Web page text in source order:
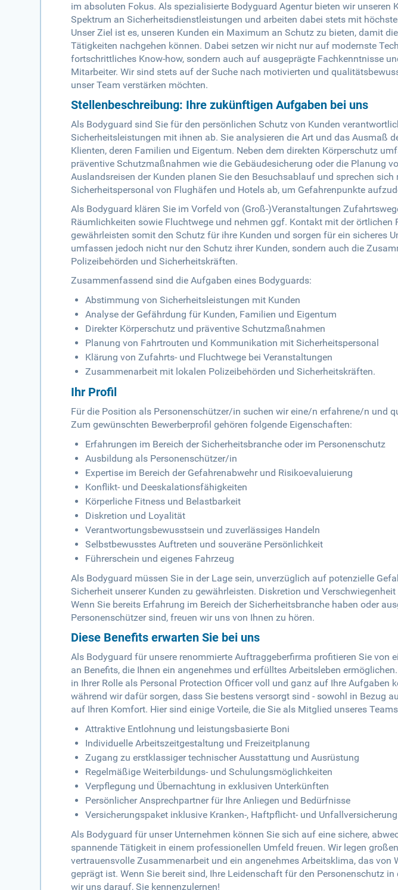
im absoluten Fokus. Als spezialisierte Bodyguard Agentur bieten wir unseren
Spektrum an Sicherheitsdienstleistungen und arbeiten dabei stets mit
Unser Ziel ist es, unseren Kunden ein Maximum an Schutz zu bieten, damit
Tätigkeiten nachgehen können. Dabei setzen wir nicht nur auf modernste
fortschrittliches Know-how, sondern auch auf ausgeprägte Fachkenntnisse
Mitarbeiter. Wir sind stets auf der Suche nach motivierten und
unser Team verstärken möchten.
Stellenbeschreibung: Ihre zukünftigen Aufgaben bei uns
Als Bodyguard sind Sie für den persönlichen Schutz von Kunden
Sicherheitsleistungen mit ihnen ab. Sie analysieren die Art und das Ausmaß
Klienten, deren Familien und Eigentum. Neben dem direkten Körperschutz
präventive Schutzmaßnahmen wie die Gebäudesicherung oder die Planung
Auslandsreisen der Kunden planen Sie den Besuchsablauf und sprechen sich
Sicherheitspersonal von Flughäfen und Hotels ab, um Gefahrenpunkte
Als Bodyguard klären Sie im Vorfeld von (Groß-)Veranstaltungen
Räumlichkeiten sowie Fluchtwege und nehmen ggf. Kontakt mit der örtlichen
gewährleisten somit den Schutz für ihre Kunden und sorgen für ein sicheres
umfassen jedoch nicht nur den Schutz ihrer Kunden, sondern auch die
Polizeibehörden und Sicherheitskräften.
Zusammenfassend sind die Aufgaben eines Bodyguards:
Abstimmung von Sicherheitsleistungen mit Kunden
Analyse der Gefährdung für Kunden, Familien und Eigentum
Direkter Körperschutz und präventive Schutzmaßnahmen
Planung von Fahrtrouten und Kommunikation mit Sicherheitspersonal
Klärung von Zufahrts- und Fluchtwege bei Veranstaltungen
Zusammenarbeit mit lokalen Polizeibehörden und Sicherheitskräften.
Ihr Profil
Für die Position als Personenschützer/in suchen wir eine/n erfahrene/n und
Zum gewünschten Bewerberprofil gehören folgende Eigenschaften:
Erfahrungen im Bereich der Sicherheitsbranche oder im Personenschutz
Ausbildung als Personenschützer/in
Expertise im Bereich der Gefahrenabwehr und Risikoevaluierung
Konflikt- und Deeskalationsfähigkeiten
Körperliche Fitness und Belastbarkeit
Diskretion und Loyalität
Verantwortungsbewusstsein und zuverlässiges Handeln
Selbstbewusstes Auftreten und souveräne Persönlichkeit
Führerschein und eigenes Fahrzeug
Als Bodyguard müssen Sie in der Lage sein, unverzüglich auf potenzielle
Sicherheit unserer Kunden zu gewährleisten. Diskretion und
Wenn Sie bereits Erfahrung im Bereich der Sicherheitsbranche haben oder
Personenschützer sind, freuen wir uns von Ihnen zu hören.
Diese Benefits erwarten Sie bei uns
Als Bodyguard für unsere renommierte Auftraggeberfirma profitieren Sie von
an Benefits, die Ihnen ein angenehmes und erfülltes Arbeitsleben
in Ihrer Rolle als Personal Protection Officer voll und ganz auf Ihre Aufgaben
während wir dafür sorgen, dass Sie bestens versorgt sind - sowohl in Bezug
auf Ihren Komfort. Hier sind einige Vorteile, die Sie als Mitglied unseres
Attraktive Entlohnung und leistungsbasierte Boni
Individuelle Arbeitszeitgestaltung und Freizeitplanung
Zugang zu erstklassiger technischer Ausstattung und Ausrüstung
Regelmäßige Weiterbildungs- und Schulungsmöglichkeiten
Verpflegung und Übernachtung in exklusiven Unterkünften
Persönlicher Ansprechpartner für Ihre Anliegen und Bedürfnisse
Versicherungspaket inklusive Kranken-, Haftpflicht- und Unfallversicherung
Als Bodyguard für unser Unternehmen können Sie sich auf eine sichere,
spannende Tätigkeit in einem professionellen Umfeld freuen. Wir legen
vertrauensvolle Zusammenarbeit und ein angenehmes Arbeitsklima, das von
geprägt ist. Wenn Sie bereit sind, Ihre Leidenschaft für den Personenschutz
wir uns darauf, Sie kennenzulernen!